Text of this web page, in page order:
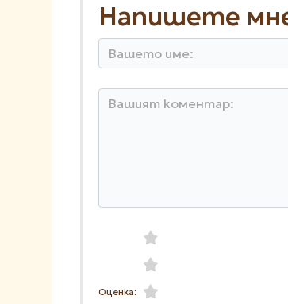
Напишете
Оценка: